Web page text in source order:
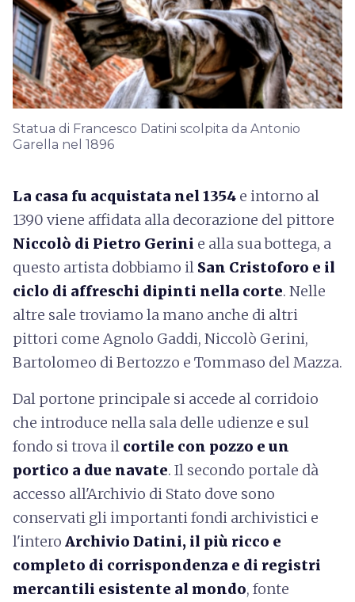
Statua di Francesco Datini scolpita da Antonio
Garella nel 1896
La casa fu acquistata nel 1354 e intorno al
1390 viene affidata alla decorazione del pittore
Niccolò di Pietro Gerini e alla sua bottega, a
questo artista dobbiamo il San Cristoforo e il
ciclo di affreschi dipinti nella corte. Nelle
altre sale troviamo la mano anche di altri
pittori come Agnolo Gaddi, Niccolò Gerini,
Bartolomeo di Bertozzo e Tommaso del Mazza.
Dal portone principale si accede al corridoio
che introduce nella sala delle udienze e sul
fondo si trova il cortile con pozzo e un
portico a due navate. Il secondo portale dà
accesso all'Archivio di Stato dove sono
conservati gli importanti fondi archivistici e
l'intero Archivio Datini, il più ricco e
completo di corrispondenza e di registri
mercantili esistente al mondo, fonte